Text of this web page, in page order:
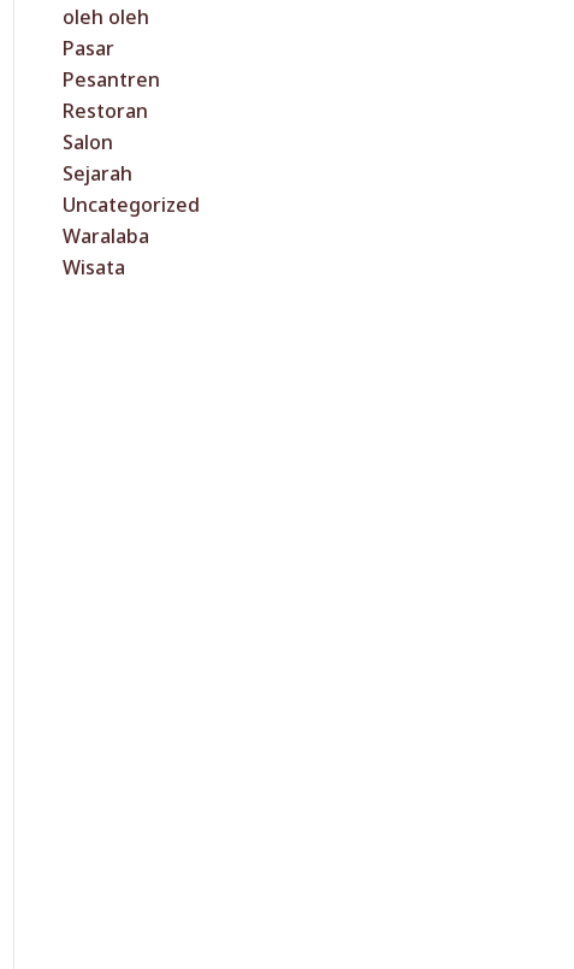
oleh oleh
Pasar
Pesantren
Restoran
Salon
Sejarah
Uncategorized
Waralaba
Wisata